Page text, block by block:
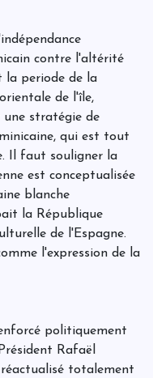
contre l'altérité
la periode de la
de l'île,
une stratégie de
qui est tout
Il faut souligner la
est conceptualisée
blanche
la République
de l'Espagne.
l'expression de la
politiquement
Rafaël
réactualisé totalement